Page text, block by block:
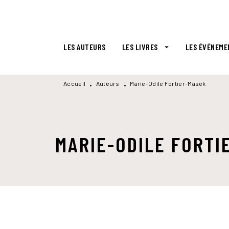
LES AUTEURS LES LIVRES arrow_drop_down LES
Accueil • Auteurs • Marie-Odile Fortier-Masek
MARIE-ODILE